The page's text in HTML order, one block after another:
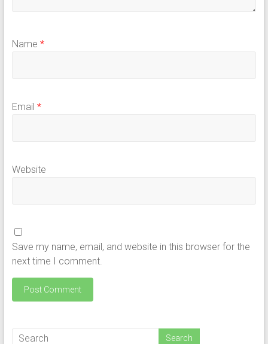
Name *
Email *
Website
Save my name, email, and website in this browser for the
next time I comment.